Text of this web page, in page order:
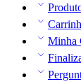
Minha